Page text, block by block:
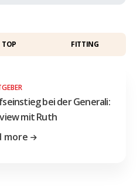
TOP FITTING
bei der Generali:
mit Ruth
more